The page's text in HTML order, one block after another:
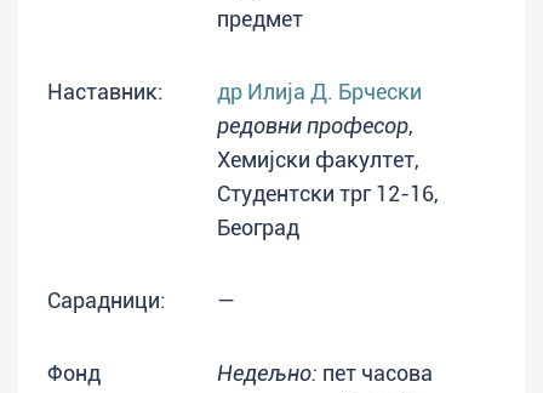
предмет
Наставник:
др Илија Д. Брчески
редовни професор,
Хемијски факултет,
Студентски трг 12-16,
Београд
Сарадници: —
Фонд
Недељно: пет часова